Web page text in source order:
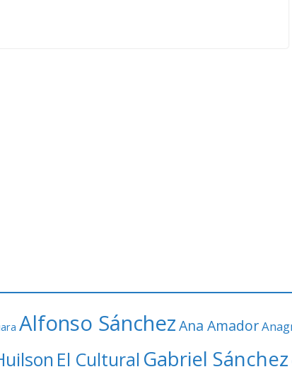
Alfonso SánchezAna Amador
El Cultural Gabriel Sánchez